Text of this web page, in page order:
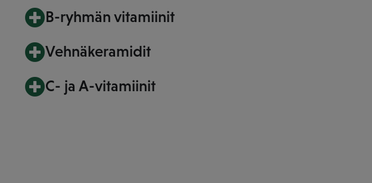
B-ryhmän vitamiinit
Vehnäkeramidit
C- ja A-vitamiinit